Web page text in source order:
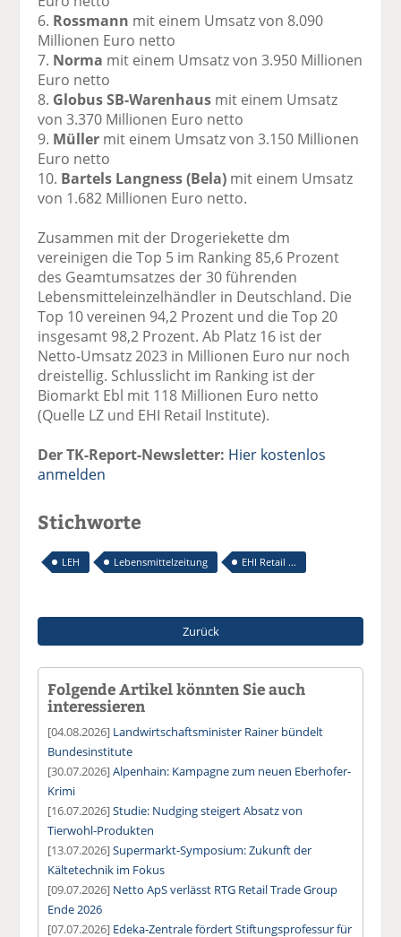
6. Rossmann mit einem Umsatz von 8.090
Millionen Euro netto
7. Norma mit einem Umsatz von 3.950 Millionen
Euro netto
8. Globus SB-Warenhaus mit einem Umsatz
von 3.370 Millionen Euro netto
9. Müller mit einem Umsatz von 3.150 Millionen
Euro netto
10. Bartels Langness (Bela) mit einem Umsatz
von 1.682 Millionen Euro netto.
Zusammen mit der Drogeriekette dm
vereinigen die Top 5 im Ranking 85,6 Prozent
des Geamtumsatzes der 30 führenden
Lebensmitteleinzelhändler in Deutschland. Die
Top 10 vereinen 94,2 Prozent und die Top 20
insgesamt 98,2 Prozent. Ab Platz 16 ist der
Netto-Umsatz 2023 in Millionen Euro nur noch
dreistellig. Schlusslicht im Ranking ist der
Biomarkt Ebl mit 118 Millionen Euro netto
(Quelle LZ und EHI Retail Institute).
Der TK-Report-Newsletter: Hier kostenlos
anmelden
Stichworte
LEH Lebensmittelzeitung EHI Retail ...
Zurück
Folgende Artikel könnten Sie auch
interessieren
[04.08.2026] Landwirtschaftsminister Rainer bündelt
Bundesinstitute
[30.07.2026]Alpenhain: Kampagne zum neuen Eberhofer-
Krimi
[16.07.2026]Studie: Nudging steigert Absatz von
Tierwohl-Produkten
[13.07.2026]Supermarkt-Symposium: Zukunft der
Kältetechnik im Fokus
[09.07.2026] Netto ApS verlässt RTG Retail Trade Group
Ende 2026
[07.07.2026] Edeka-Zentrale fördert Stiftungsprofessur für